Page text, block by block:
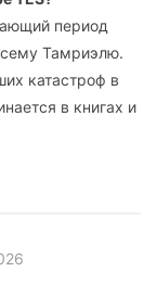
период
Тамриэлю.
катастроф в
в книгах и